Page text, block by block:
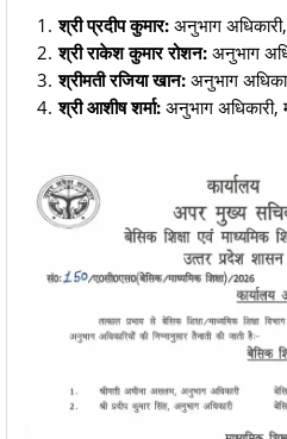
श्री प्रदीप कुमार: अनुभाग
श्री राकेश कुमार रोशन: अनुभाग
श्रीमती रजिया खान: अनुभाग
श्री आशीष शर्मा: अनुभाग अधिकारी,